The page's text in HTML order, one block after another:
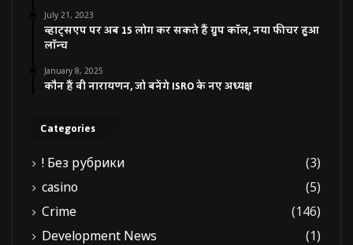
July 21, 2023
व्हाट्सएप पर अब 15 लोग कर सकते हैं ग्रुप कॉल, नया फीचर हुआ
लॉन्च
January 8, 2025
कौन हैं वी नारायणन, जो बनेंगे ISRO के नए अध्यक्ष
Categories
! Без рубрики
(3)
casino
(5)
Crime
(146)
Development News
(1)